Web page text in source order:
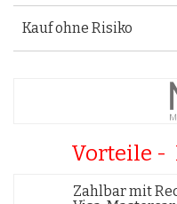
Vorteile -
Zahlbar mit
Kauf ohne Risiko